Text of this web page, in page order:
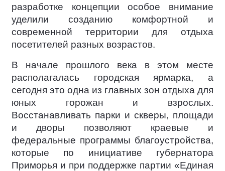
разработке концепции особое внимание
уделили созданию комфортной и
современной территории для отдыха
посетителей разных возрастов.
В начале прошлого века в этом месте
располагалась городская ярмарка, а
сегодня это одна из главных зон отдыха для
юных горожан и взрослых.
Восстанавливать парки и скверы, площади
и дворы позволяют краевые и
федеральные программы благоустройства,
которые по инициативе губернатора
Приморья и при поддержке партии «Единая